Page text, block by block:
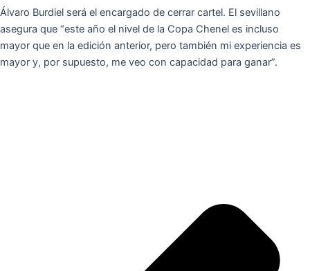
Álvaro Burdiel será el encargado de cerrar cartel. El sevillano
asegura que “este año el nivel de la Copa Chenel es incluso
mayor que en la edición anterior, pero también mi experiencia es
mayor y, por supuesto, me veo con capacidad para ganar”.